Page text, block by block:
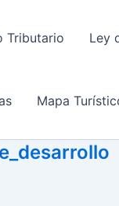
Tributario Ley
Mapa